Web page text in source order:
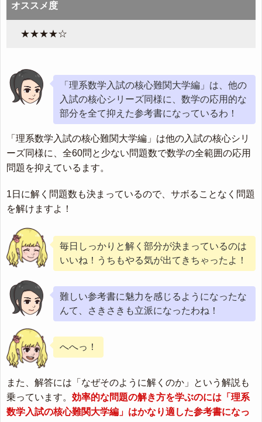
オススメ度
★★★★☆
「理系数学入試の核心難関大学編」は、他の
入試の核心シリーズ同様に、数学の応用的な
部分を全て抑えた参考書になっているわ！
「理系数学入試の核心難関大学編」は他の入試の核心シリ
ーズ同様に、全60問と少ない問題数で数学の全範囲の応用
問題を抑えているます。
1日に解く問題数も決まっているので、サボることなく問題
を解けますよ！
毎日しっかりと解く部分が決まっているのは
いいね！うちもやる気が出てきちゃったよ！
難しい参考書に魅力を感じるようになったな
んて、さきさきも立派になったわね！
へへっ！
また、解答には「なぜそのように解くのか」という解説も
乗っています。 効率的な問題の解き方を学ぶのには「理系
数学入試の核心難関大学編」はかなり適した参考書になっ